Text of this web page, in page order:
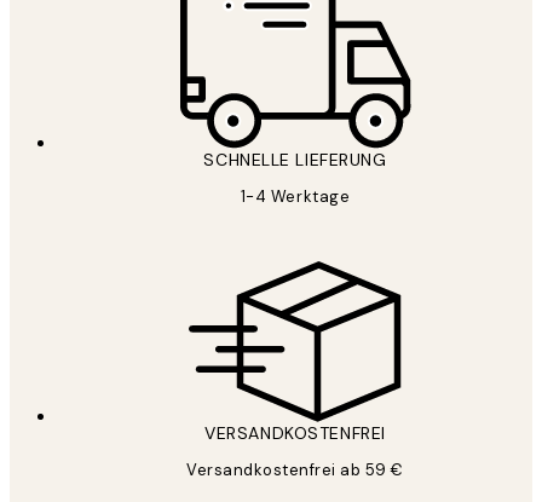
SCHNELLE LIEFERUNG
1-4 Werktage
VERSANDKOSTENFREI
Versandkostenfrei ab 59 €